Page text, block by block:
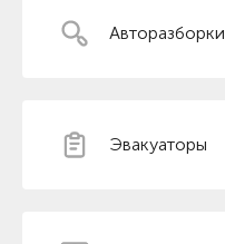
Авторазборки
Эвакуаторы